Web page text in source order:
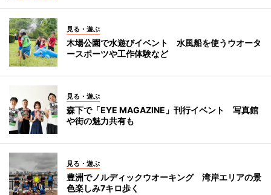
見る・遊ぶ
木場公園で水遊びイベント 水風船を使うウオータ
ースポーツや工作体験など
見る・遊ぶ
森下で「EYE MAGAZINE」刊行イベント 写真館
や街の魅力共有も
見る・遊ぶ
豊洲でノルディックウオーキング 湾岸エリアの景
色楽しみ7キロ歩く